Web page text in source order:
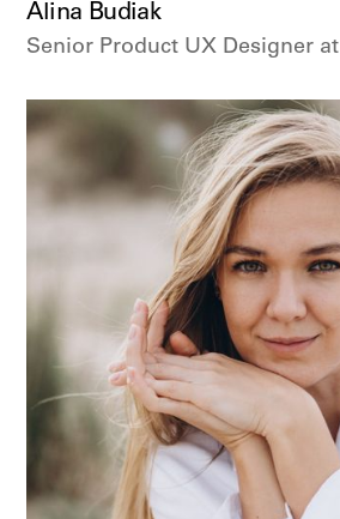
Alina Budiak
Senior Product UX Designer at